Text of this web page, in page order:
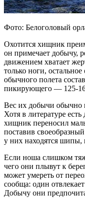
Фото: Белоголовый
Охотится хищник
он примечает добычу,
движением хватает
только ноги,
обычного полета
пикирующего — 125-
Вес их добычи обычно
Хотя в литературе
хищник переносил
поставив
у них находятся
Если ноша слишком
чего они плывут к
может умереть от
сообща: один
Добычу они